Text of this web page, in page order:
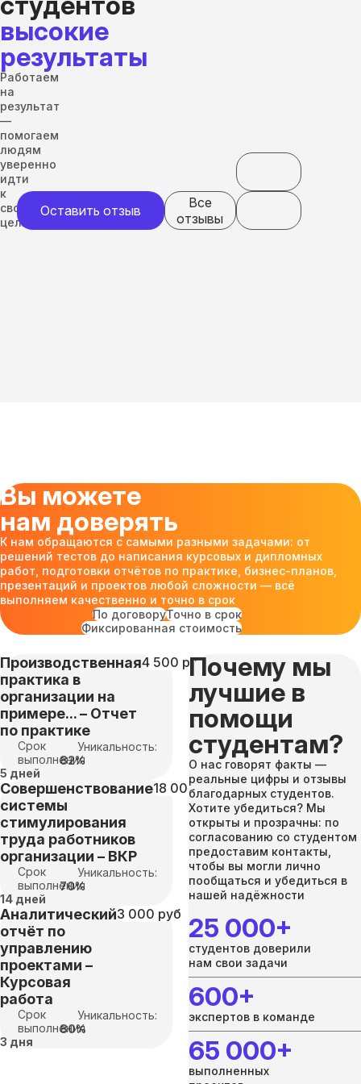
высокие
результаты
Работаем
на
результат
—
помогаем
людям
уверенно
идти
к
своим
целям
Оставить отзыв
Все
отзывы
Вы можете
нам доверять
К нам обращаются с самыми разными задачами: от
решений тестов до написания курсовых и дипломных
работ, подготовки отчётов по практике, бизнес-планов,
презентаций и проектов любой сложности — всё
выполняем качественно и точно в срок
По договоруТочно в срок
Фиксированная стоимость
Производственная
практика в
организации на
примере... – Отчет
по практике
4 500 руб
Срок
выполнения
5 дней
Уникальность:
82%
Совершенствование
системы
стимулирования
труда работников
организации – ВКР
18 000 руб
Срок
выполнения
14 дней
Уникальность:
70%
Аналитический
отчёт по
управлению
проектами –
Курсовая
работа
3 000 руб
Срок
выполнения
3 дня
Уникальность:
80%
Почему мы
лучшие в
помощи
студентам?
О нас говорят факты —
реальные цифры и отзывы
благодарных студентов.
Хотите убедиться? Мы
открыты и прозрачны: по
согласованию со студентом
предоставим контакты,
чтобы вы могли лично
пообщаться и убедиться в
нашей надёжности
25 000+
студентов доверили
нам свои задачи
600+
экспертов в команде
65 000+
выполненных